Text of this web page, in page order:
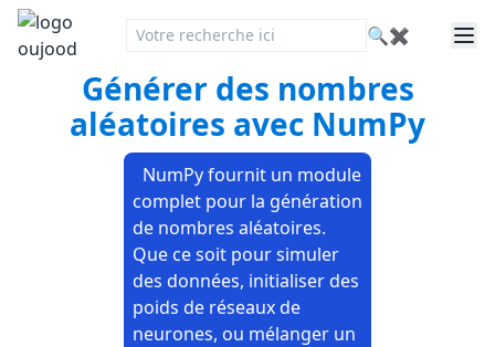
🔍 ✖
Générer des nombres
aléatoires avec NumPy
NumPy fournit un module
complet pour la génération
de nombres aléatoires.
Que ce soit pour simuler
des données, initialiser des
poids de réseaux de
neurones, ou mélanger un